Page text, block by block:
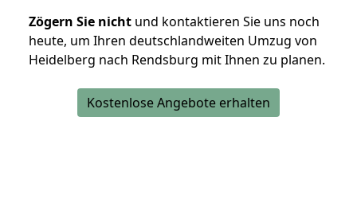
Zögern Sie nicht und kontaktieren Sie uns noch
heute, um Ihren deutschlandweiten Umzug von
Heidelberg nach Rendsburg mit Ihnen zu planen.
Kostenlose Angebote erhalten